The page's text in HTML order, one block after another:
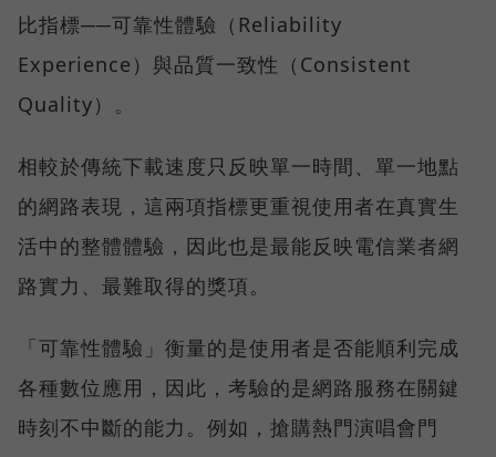
比指標──可靠性體驗（Reliability
Experience）與品質一致性（Consistent
Quality）。
相較於傳統下載速度只反映單一時間、單一地點
的網路表現，這兩項指標更重視使用者在真實生
活中的整體體驗，因此也是最能反映電信業者網
路實力、最難取得的獎項。
「可靠性體驗」衡量的是使用者是否能順利完成
各種數位應用，因此，考驗的是網路服務在關鍵
時刻不中斷的能力。例如，搶購熱門演唱會門